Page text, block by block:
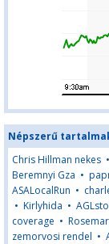
Népszerű
Chris Hillman nekes •
Beremnyi Gza •
ASALocalRun •
• Kirlyhida •
coverage •
zemorvosi rendel •